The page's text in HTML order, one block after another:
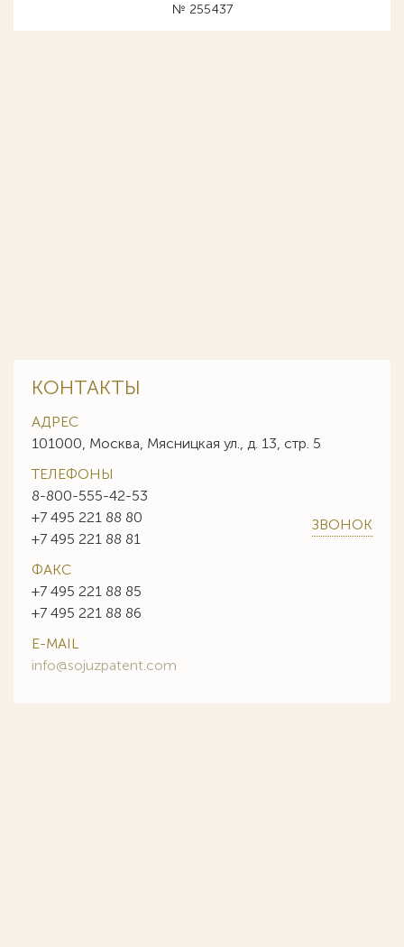
№ 255437
КОНТАКТЫ
АДРЕС
101000, Москва, Мясницкая ул., д. 13, стр. 5
ТЕЛЕФОНЫ
8-800-555-42-53
+7 495 221 88 80
+7 495 221 88 81
ЗВОНОК
ФАКС
+7 495 221 88 85
+7 495 221 88 86
E-MAIL
info@sojuzpatent.com